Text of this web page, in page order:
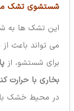
شستشوی تشک
این تشک ها به
می تواند باعث
برای شستشو، از
بخاری با حرارت
در محیط خشک با